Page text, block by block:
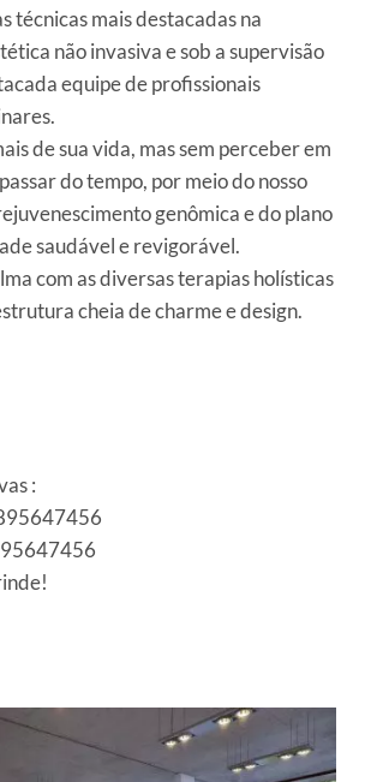
técnicas mais destacadas na
não invasiva e sob a supervisão
equipe de profissionais
de sua vida, mas sem perceber em
do tempo, por meio do nosso
genômica e do plano
saudável e revigorável.
com as diversas terapias holísticas
cheia de charme e design.
: